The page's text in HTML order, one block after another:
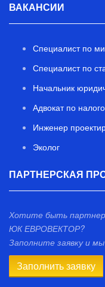
ВАКАНСИИ
Специалист по
Специалист по
Начальник
Адвокат по
Инженер
Эколог
ПАРТНЕРСКАЯ
Хотите быть
ЮК ЕВРОВЕКТОР?
Заполните заявку и
Заполнить заявку